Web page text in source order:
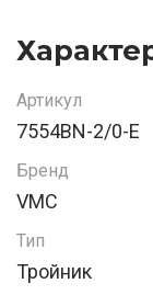
Артикул
7554BN-2/0-E
Бренд
VMC
Тип
Тройник